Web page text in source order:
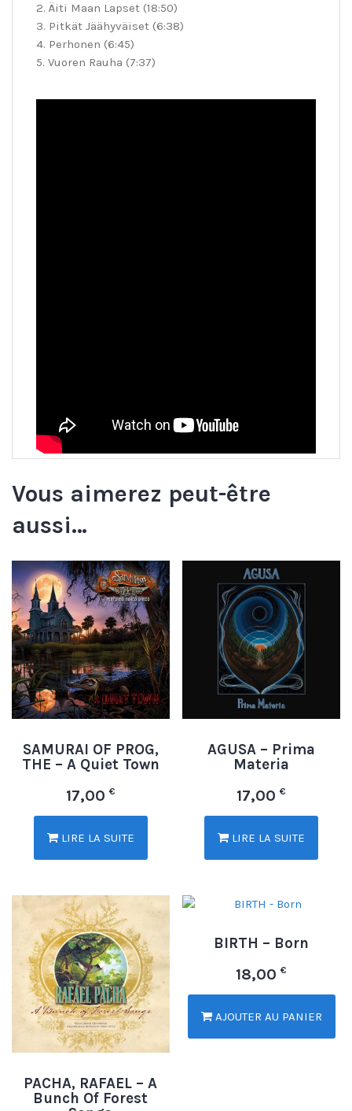
2. Äiti Maan Lapset (18:50)
3. Pitkät Jäähyväiset (6:38)
4. Perhonen (6:45)
5. Vuoren Rauha (7:37)
Vous aimerez peut-être
aussi…
SAMURAI OF PROG,
THE – A Quiet Town
17,00 €
LIRE LA SUITE
AGUSA – Prima
Materia
17,00€
LIRE LA SUITE
PACHA, RAFAEL – A
Bunch Of Forest
BIRTH – Born
18,00€
AJOUTER AU PANIER